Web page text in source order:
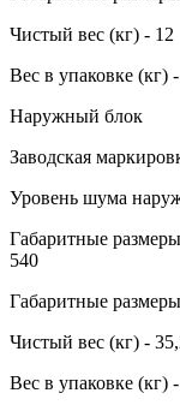
Чистый вес (кг) - 12
Вес в упаковке (кг)
Наружный блок
Заводская
Уровень шума
Габаритные
540
Габаритные
Чистый вес (кг) -
Вес в упаковке (кг)